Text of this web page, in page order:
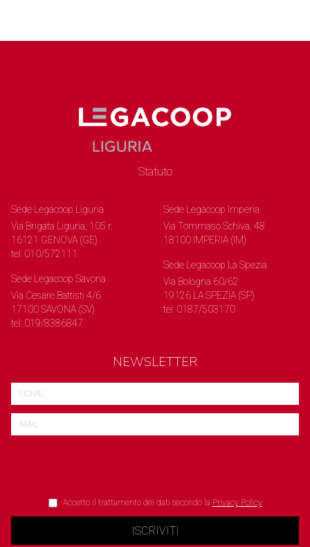
Statuto
Sede Legacoop Liguria
Via Brigata Liguria, 105 r.
16121 GENOVA (GE)
tel: 010/572111
Sede Legacoop Savona
Via Cesare Battisti 4/6
17100 SAVONA (SV)
tel: 019/8386847
Sede Legacoop Imperia
Via Tommaso Schiva, 48
18100 IMPERIA (IM)
Sede Legacoop La Spezia
Via Bologna 60/62
19126 LA SPEZIA (SP)
tel: 0187/503170
NEWSLETTER
Accetto il trattamento dei dati secondo la Privacy Policy
ISCRIVITI